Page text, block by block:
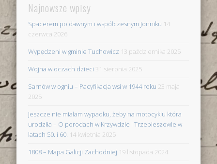
Najnowsze wpisy
Spacerem po dawnym i współczesnym Jonniku 14
czerwca 2026
Wypędzeni w gminie Tuchowicz 13 października 2025
Wojna w oczach dzieci 31 sierpnia 2025
Sarnów w ogniu – Pacyfikacja wsi w 1944 roku 23 maja
2025
Jeszcze nie miałam wypadku, żeby na motocyklu która
urodziła – O porodach w Krzywdzie i Trzebieszowie w
latach 50. i 60. 14 kwietnia 2025
1808 – Mapa Galicji Zachodniej 19 listopada 2024